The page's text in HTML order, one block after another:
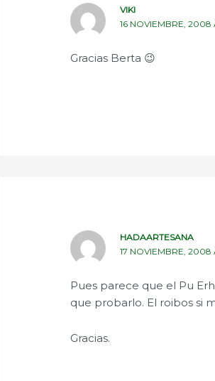
VIKI
16 NOVIEMBRE, 2008
Gracias Berta 😉
HADAARTESANA
17 NOVIEMBRE, 2008
Pues parece que el Pu
que probarlo. El roibos si
Gracias.